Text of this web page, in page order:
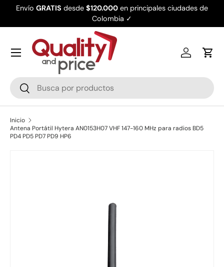
Envío GRATIS desde $120.000 en principales ciudades de
Colombia ✓
Buscar
Buscar
Iniciar
Inicio
Antena Portátil Hytera AN0153H07 VHF 147-160 MHz para radios BD5
PD4 PD5 PD7 PD9 HP6